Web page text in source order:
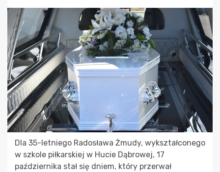
Dla 35-letniego Radosława Żmudy, wykształconego
w szkole piłkarskiej w Hucie Dąbrowej, 17
października stał się dniem, który przerwał